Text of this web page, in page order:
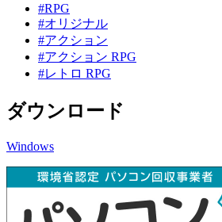
#RPG
#オリジナル
#アクション
#アクション RPG
#レトロ RPG
ダウンロード
Windows